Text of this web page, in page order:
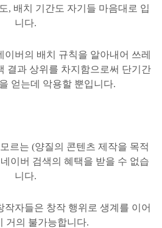
, 배치 기간도 자기들 마음대로 입
니다.
버의 배치 규칙을 알아내어 쓰레
결과 상위를 차지함으로써 단기간
얻는데 악용할 뿐입니다.
르는 (양질의 콘텐츠 제작을 목적
네이버 검색의 혜택을 받을 수 없습
니다.
작자들은 창작 행위로 생계를 이어
거의 불가능합니다.